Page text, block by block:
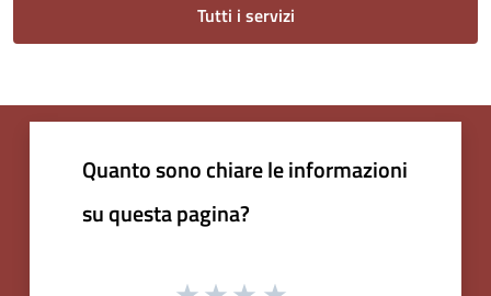
Tutti i servizi
Quanto sono chiare le informazioni
su questa pagina?